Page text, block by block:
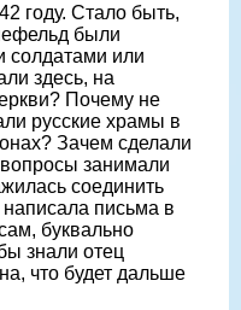
году. Стало быть,
были
солдатами или
здесь, на
Почему не
русские храмы в
Зачем сделали
занимали
соединить
письма в
буквально
знали отец
что будет дальше